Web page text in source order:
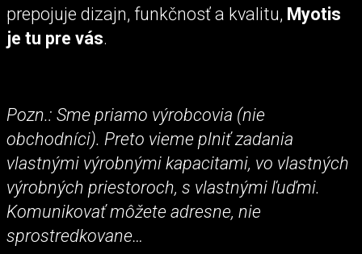
prepojuje dizajn, funkčnosť a kvalitu, Myotis
je tu pre vás.
Pozn.: Sme priamo výrobcovia (nie
obchodníci). Preto vieme plniť zadania
vlastnými výrobnými kapacitami, vo vlastných
výrobných priestoroch, s vlastnými ľuďmi.
Komunikovať môžete adresne, nie
sprostredkovane…